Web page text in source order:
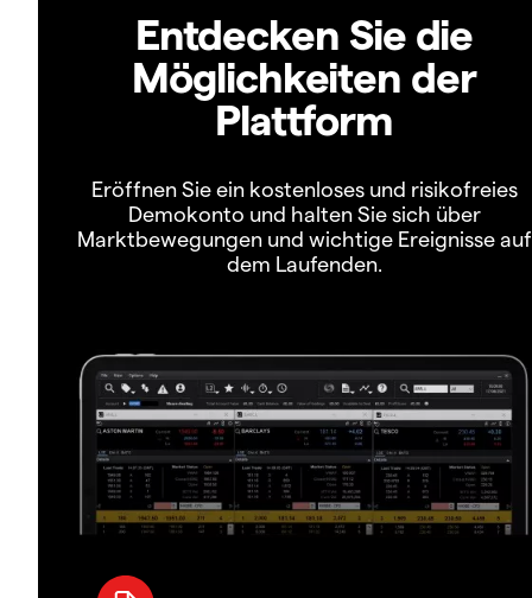
Entdecken Sie die
Möglichkeiten der
Plattform
Eröffnen Sie ein kostenloses und risikofreies
Demokonto und halten Sie sich über
Marktbewegungen und wichtige Ereignisse auf
dem Laufenden.